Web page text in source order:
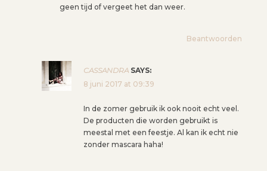
geen tijd of vergeet het dan weer.
Beantwoorden
CASSANDRA SAYS:
8 juni 2017 at 09:39
In de zomer gebruik ik ook nooit echt veel.
De producten die worden gebruikt is
meestal met een feestje. Al kan ik echt nie
zonder mascara haha!